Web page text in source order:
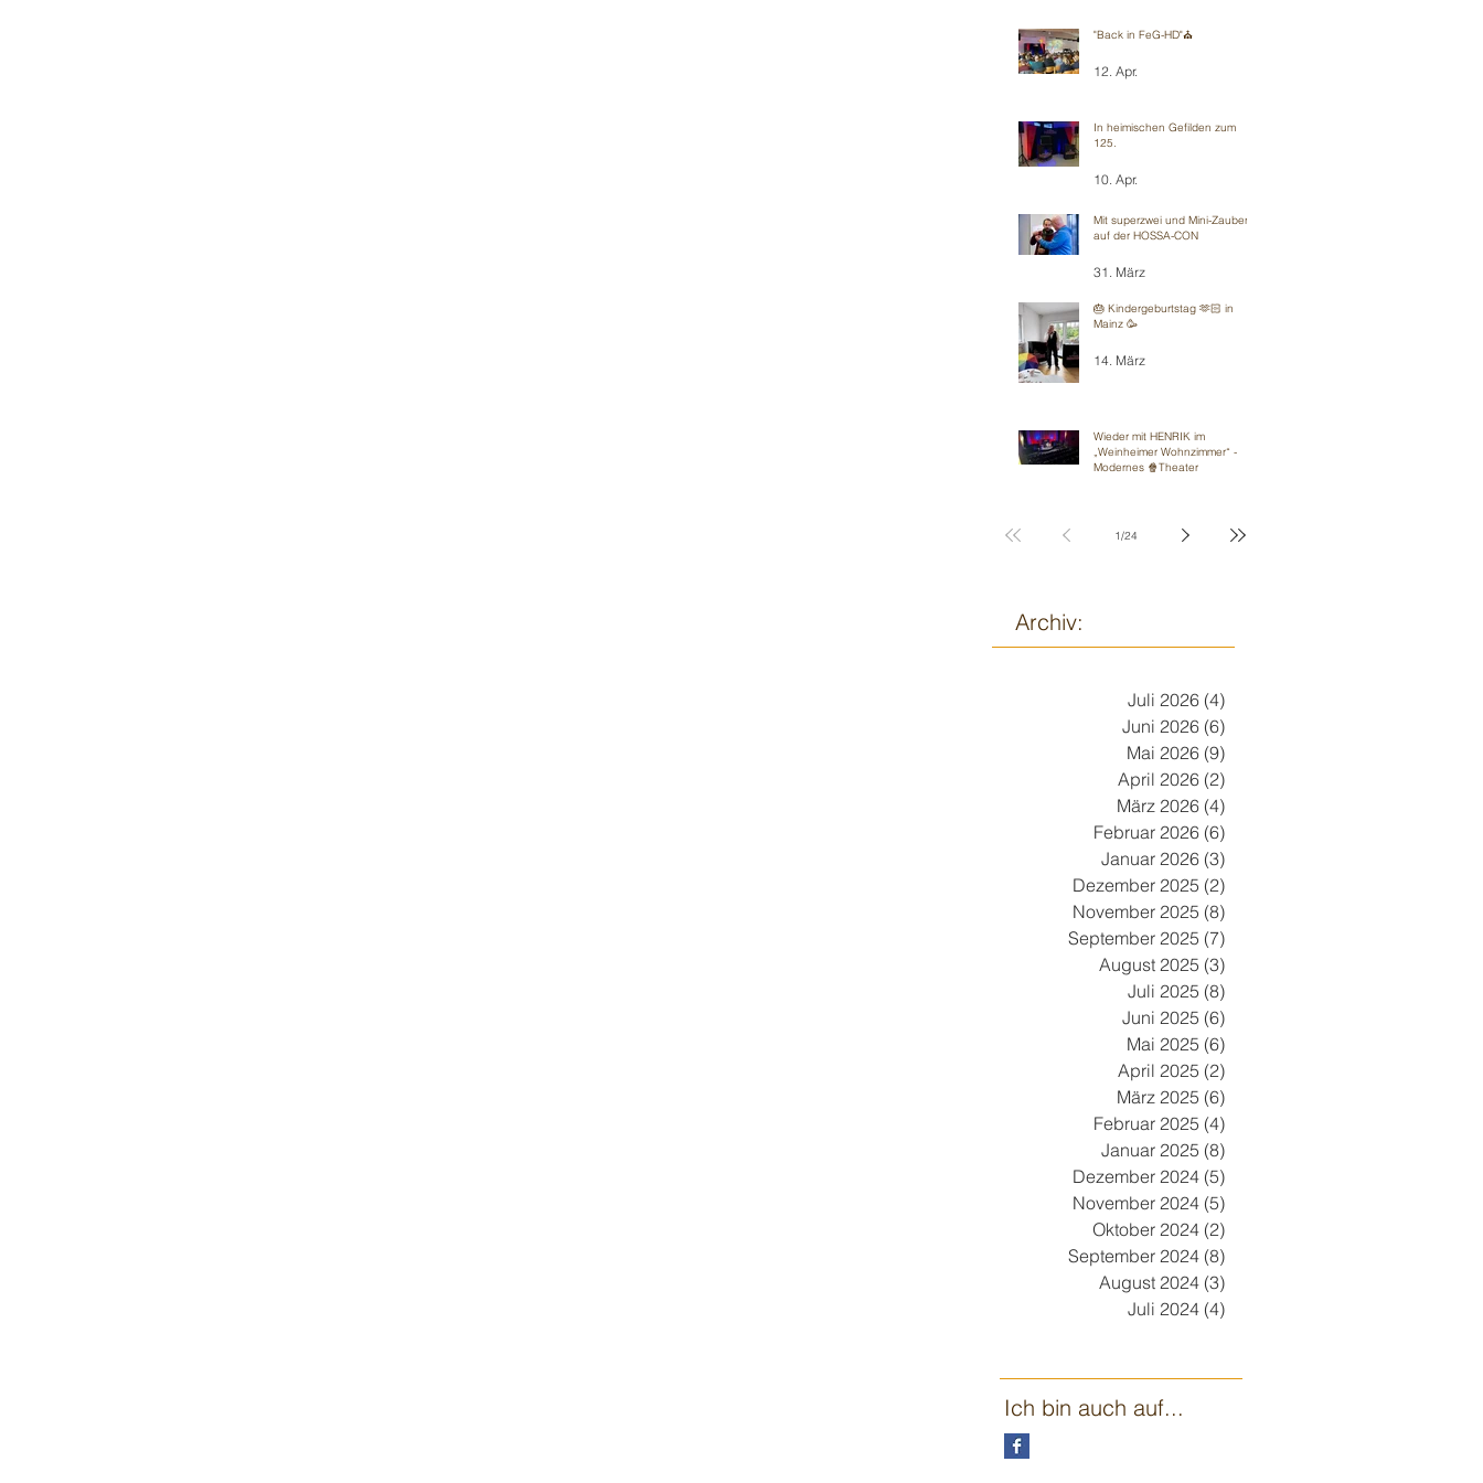
"Back in FeG-HD"⛪️
12. Apr.
In heimischen Gefilden zum
125.
10. Apr.
Mit superzwei und Mini-Zauberei
auf der HOSSA-CON
31. März
🎂 Kindergeburtstag 🫶🏻 in
Mainz 🥳
14. März
Wieder mit HENRIK im
„Weinheimer Wohnzimmer“ -
Modernes 🍿Theater
1/24
Archiv:
Juli 2026 (4)
Juni 2026 (6)
Mai 2026 (9)
April 2026 (2)
März 2026 (4)
Februar 2026 (6)
Januar 2026 (3)
Dezember 2025 (2)
November 2025 (8)
September 2025 (7)
August 2025 (3)
Juli 2025 (8)
Juni 2025 (6)
Mai 2025 (6)
April 2025 (2)
März 2025 (6)
Februar 2025 (4)
Januar 2025 (8)
Dezember 2024 (5)
November 2024 (5)
Oktober 2024 (2)
September 2024 (8)
August 2024 (3)
Juli 2024 (4)
Ich bin auch auf...